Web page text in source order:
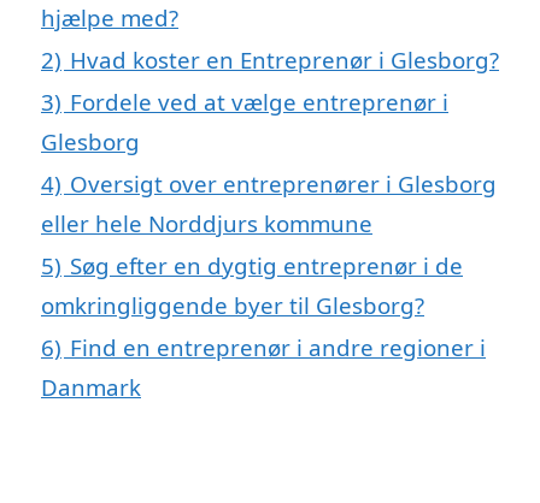
hjælpe med?
2) Hvad koster en Entreprenør i Glesborg?
3) Fordele ved at vælge entreprenør i
Glesborg
4) Oversigt over entreprenører i Glesborg
eller hele Norddjurs kommune
5) Søg efter en dygtig entreprenør i de
omkringliggende byer til Glesborg?
6) Find en entreprenør i andre regioner i
Danmark